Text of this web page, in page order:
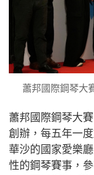
蕭邦國際鋼琴大
蕭邦國際鋼琴大
創辦，每五年一
華沙的國家愛樂
性的鋼琴賽事，